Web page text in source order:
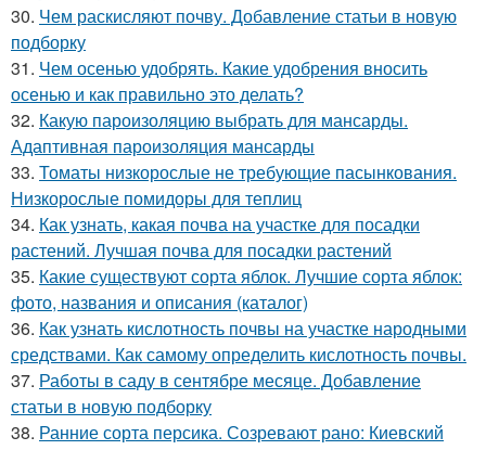
30. Чем раскисляют почву. Добавление статьи в новую
подборку
31. Чем осенью удобрять. Какие удобрения вносить
осенью и как правильно это делать?
32. Какую пароизоляцию выбрать для мансарды.
Адаптивная пароизоляция мансарды
33. Томаты низкорослые не требующие пасынкования.
Низкорослые помидоры для теплиц
34. Как узнать, какая почва на участке для посадки
растений. Лучшая почва для посадки растений
35. Какие существуют сорта яблок. Лучшие сорта яблок:
фото, названия и описания (каталог)
36. Как узнать кислотность почвы на участке народными
средствами. Как самому определить кислотность почвы.
37. Работы в саду в сентябре месяце. Добавление
статьи в новую подборку
38. Ранние сорта персика. Созревают рано: Киевский